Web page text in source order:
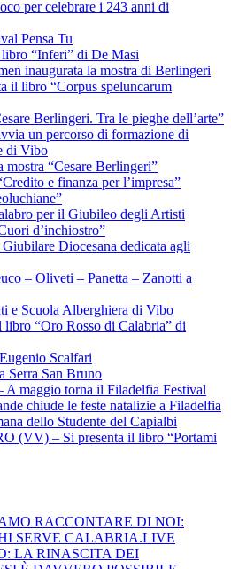
per celebrare i 243 anni di
Pensa Tu
“Inferi” di De Masi
inaugurata la mostra di Berlingeri
il libro “Corpus speluncarum
Berlingeri. Tra le pieghe dell’arte”
un percorso di formazione di
di Vibo
“Cesare Berlingeri”
e finanza per l’impresa”
per il Giubileo degli Artisti
d’inchiostro”
Diocesana dedicata agli
– Oliveti – Panetta – Zanotti a
e Scuola Alberghiera di Vibo
libro “Oro Rosso di Calabria” di
Scalfari
Serra San Bruno
maggio torna il Filadelfia Festival
chiude le feste natalizie a Filadelfia
dello Studente del Capialbi
(VV) – Si presenta il libro “Portami
RACCONTARE DI NOI:
SERVE CALABRIA.LIVE
LA RINASCITA DEI